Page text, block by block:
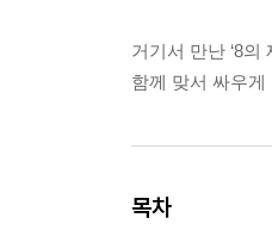
거기서 만난 ‘8의
함께 맞서 싸우
목차